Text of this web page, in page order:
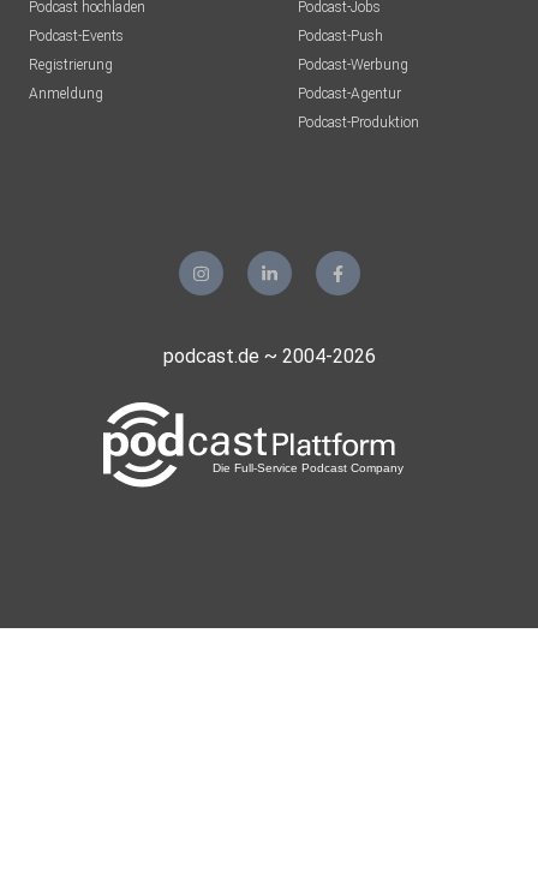
Podcast hochladen
Podcast-Events
Registrierung
Anmeldung
Podcast-Jobs
Podcast-Push
Podcast-Werbung
Podcast-Agentur
Podcast-Produktion
podcast.de ~ 2004-2026